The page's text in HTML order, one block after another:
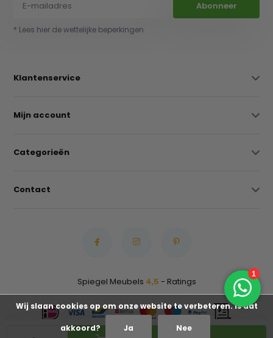
Abonneer
* Lees hier de wettelijke beperkingen
Klantenservice
Mijn account
Categorieën
Contact
Spiegel Meubels 4,5 - Ratings
Wij slaan cookies op om onze website te verbeteren. Is dat
akkoord? Ja Nee